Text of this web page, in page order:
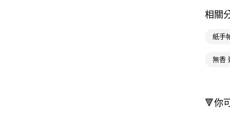
相關
紙手
無香
🔻你